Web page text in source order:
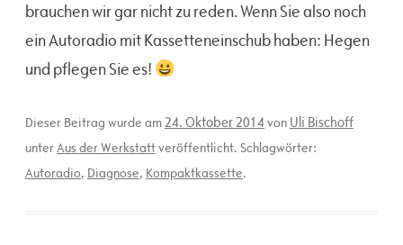
brauchen wir gar nicht zu reden. Wenn Sie also noch
ein Autoradio mit Kassetteneinschub haben: Hegen
und pflegen Sie es!
Dieser Beitrag wurde am24. Oktober 2014 von Uli Bischoff
unterAus der Werkstattveröffentlicht. Schlagwörter:
Autoradio, Diagnose, Kompaktkassette.